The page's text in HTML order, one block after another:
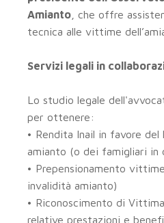
Amianto , che offre
tecnica alle vittime
Servizi legali in
Lo studio legale
per ottenere:
• Rendita Inail in favore
amianto (o dei famigliari in
• Prepensionamento
invalidità amianto)
• Riconoscimento di
relative prestazioni e